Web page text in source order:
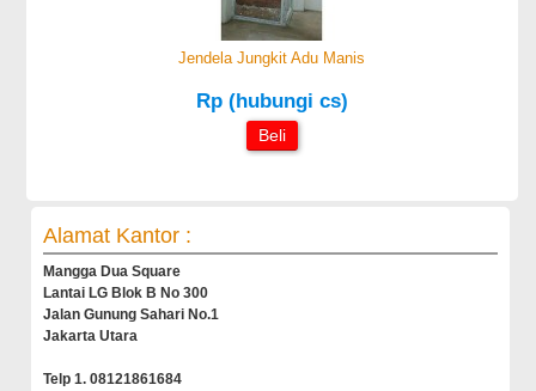
Jendela Jungkit Adu Manis
Rp (hubungi cs)
Beli
Alamat Kantor :
Mangga Dua Square
Lantai LG Blok B No 300
Jalan Gunung Sahari No.1
Jakarta Utara
Telp 1. 08121861684